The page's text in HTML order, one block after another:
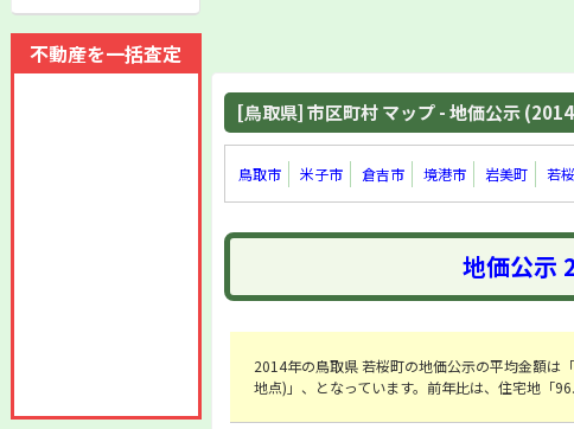
不動産を一括査定
[鳥取県] 市区町村 マップ - 地価公示
鳥取市 米子市 倉吉市 境港市 岩美町 若
地価公示
2014年の鳥取県 若桜町の地価公示の平均金額は
地点)」、となっています。前年比は、住宅地「